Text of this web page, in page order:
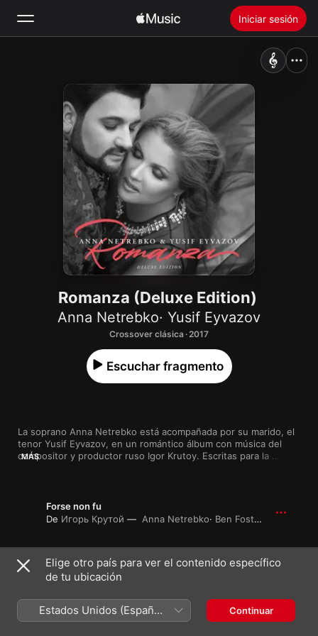
Iniciar sesión
Novedades
Radio
Instalar Apple Music
Romanza (Deluxe Edition)
Anna Netrebko· Yusif Eyvazov
Crossover clásica · 2017
La soprano Anna Netrebko está acompañada por su marido, el
tenor Yusif Eyvazov, en un romántico álbum con música del
compositor y productor ruso Igor Krutoy. Escritas para la
cantantes llegan aquí en estado de gracia y es evidente para
cualquiera que los escuche lo mucho que disfrutan de la
experiencia de grabar juntos esta variada colección de
MÁS
Escuchar fragmento
Forse non fu
De Игорь Крутой Anna Netrebko· Ben Foster
1 Forse non fu
Cantami
De Игорь Крутой Anna Netrebko·Yusif Eyvazov ·Ben
Elige otro país para ver el contenido específico
de tu ubicación
Estados Unidos (Español
México)
Continuar